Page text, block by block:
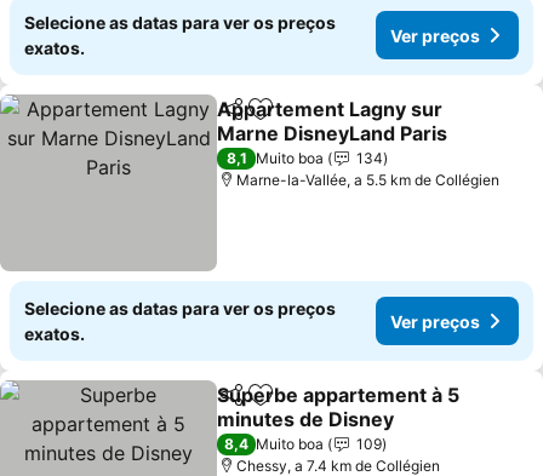
Selecione as datas para ver os preços
exatos.
Ver preços
PartilharAdicionar aos favoritos
Appartement Lagny sur
Marne DisneyLand Paris
8,1 Muito boa
134
Marne-la-Vallée, a 5.5 km de Collégien
Selecione as datas para ver os preços
exatos.
Ver preços
PartilharAdicionar aos favoritos
Superbe appartement à 5
minutes de Disney
8,4 Muito boa
109
Chessy, a 7.4 km de Collégien